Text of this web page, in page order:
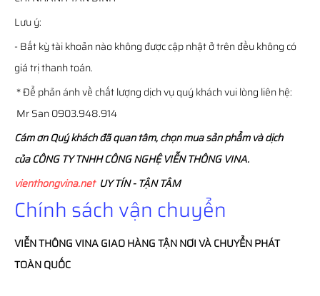
Lưu ý:
- Bất kỳ tài khoản nào không được cập nhật ở trên đều không có
giá trị thanh toán.
* Để phản ánh về chất lượng dịch vụ quý khách vui lòng liên hệ:
Mr San 0903.948.914
Cám ơn Quý khách đã quan tâm, chọn mua sản phẩm và dịch
của CÔNG TY TNHH CÔNG NGHỆ VIỄN THÔNG VINA.
vienthongvina.netUY TÍN - TẬN TÂM
Chính sách vận chuyển
VIỄN THÔNGVINAGIAO HÀNG TẬN NƠI VÀ CHUYỂN PHÁT
TOÀN QUỐC